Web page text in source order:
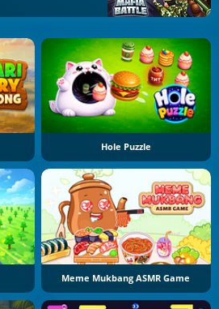
Hole Puzzle
Meme Mukbang ASMR Game